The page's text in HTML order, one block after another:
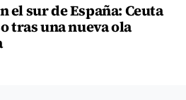
el sur de España: Ceuta
tras una nueva ola